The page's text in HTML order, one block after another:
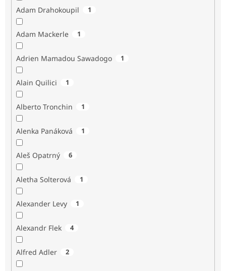
Adam Drahokoupil 1
Adam Mackerle 1
Adrien Mamadou Sawadogo 1
Alain Quilici 1
Alberto Tronchin 1
Alenka Panáková 1
Aleš Opatrný 6
Aletha Solterová 1
Alexander Levy 1
Alexandr Flek 4
Alfred Adler 2